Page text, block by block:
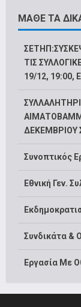
ΜΑΘΕ ΤΑ
ΤΙΣ
19/12, 19:00,
ΔΕΚΕΜΒΡΙΟΥ
Συνοπτικός
Εθνική Γεν.
Συνδικάτα &
Εργασία Με